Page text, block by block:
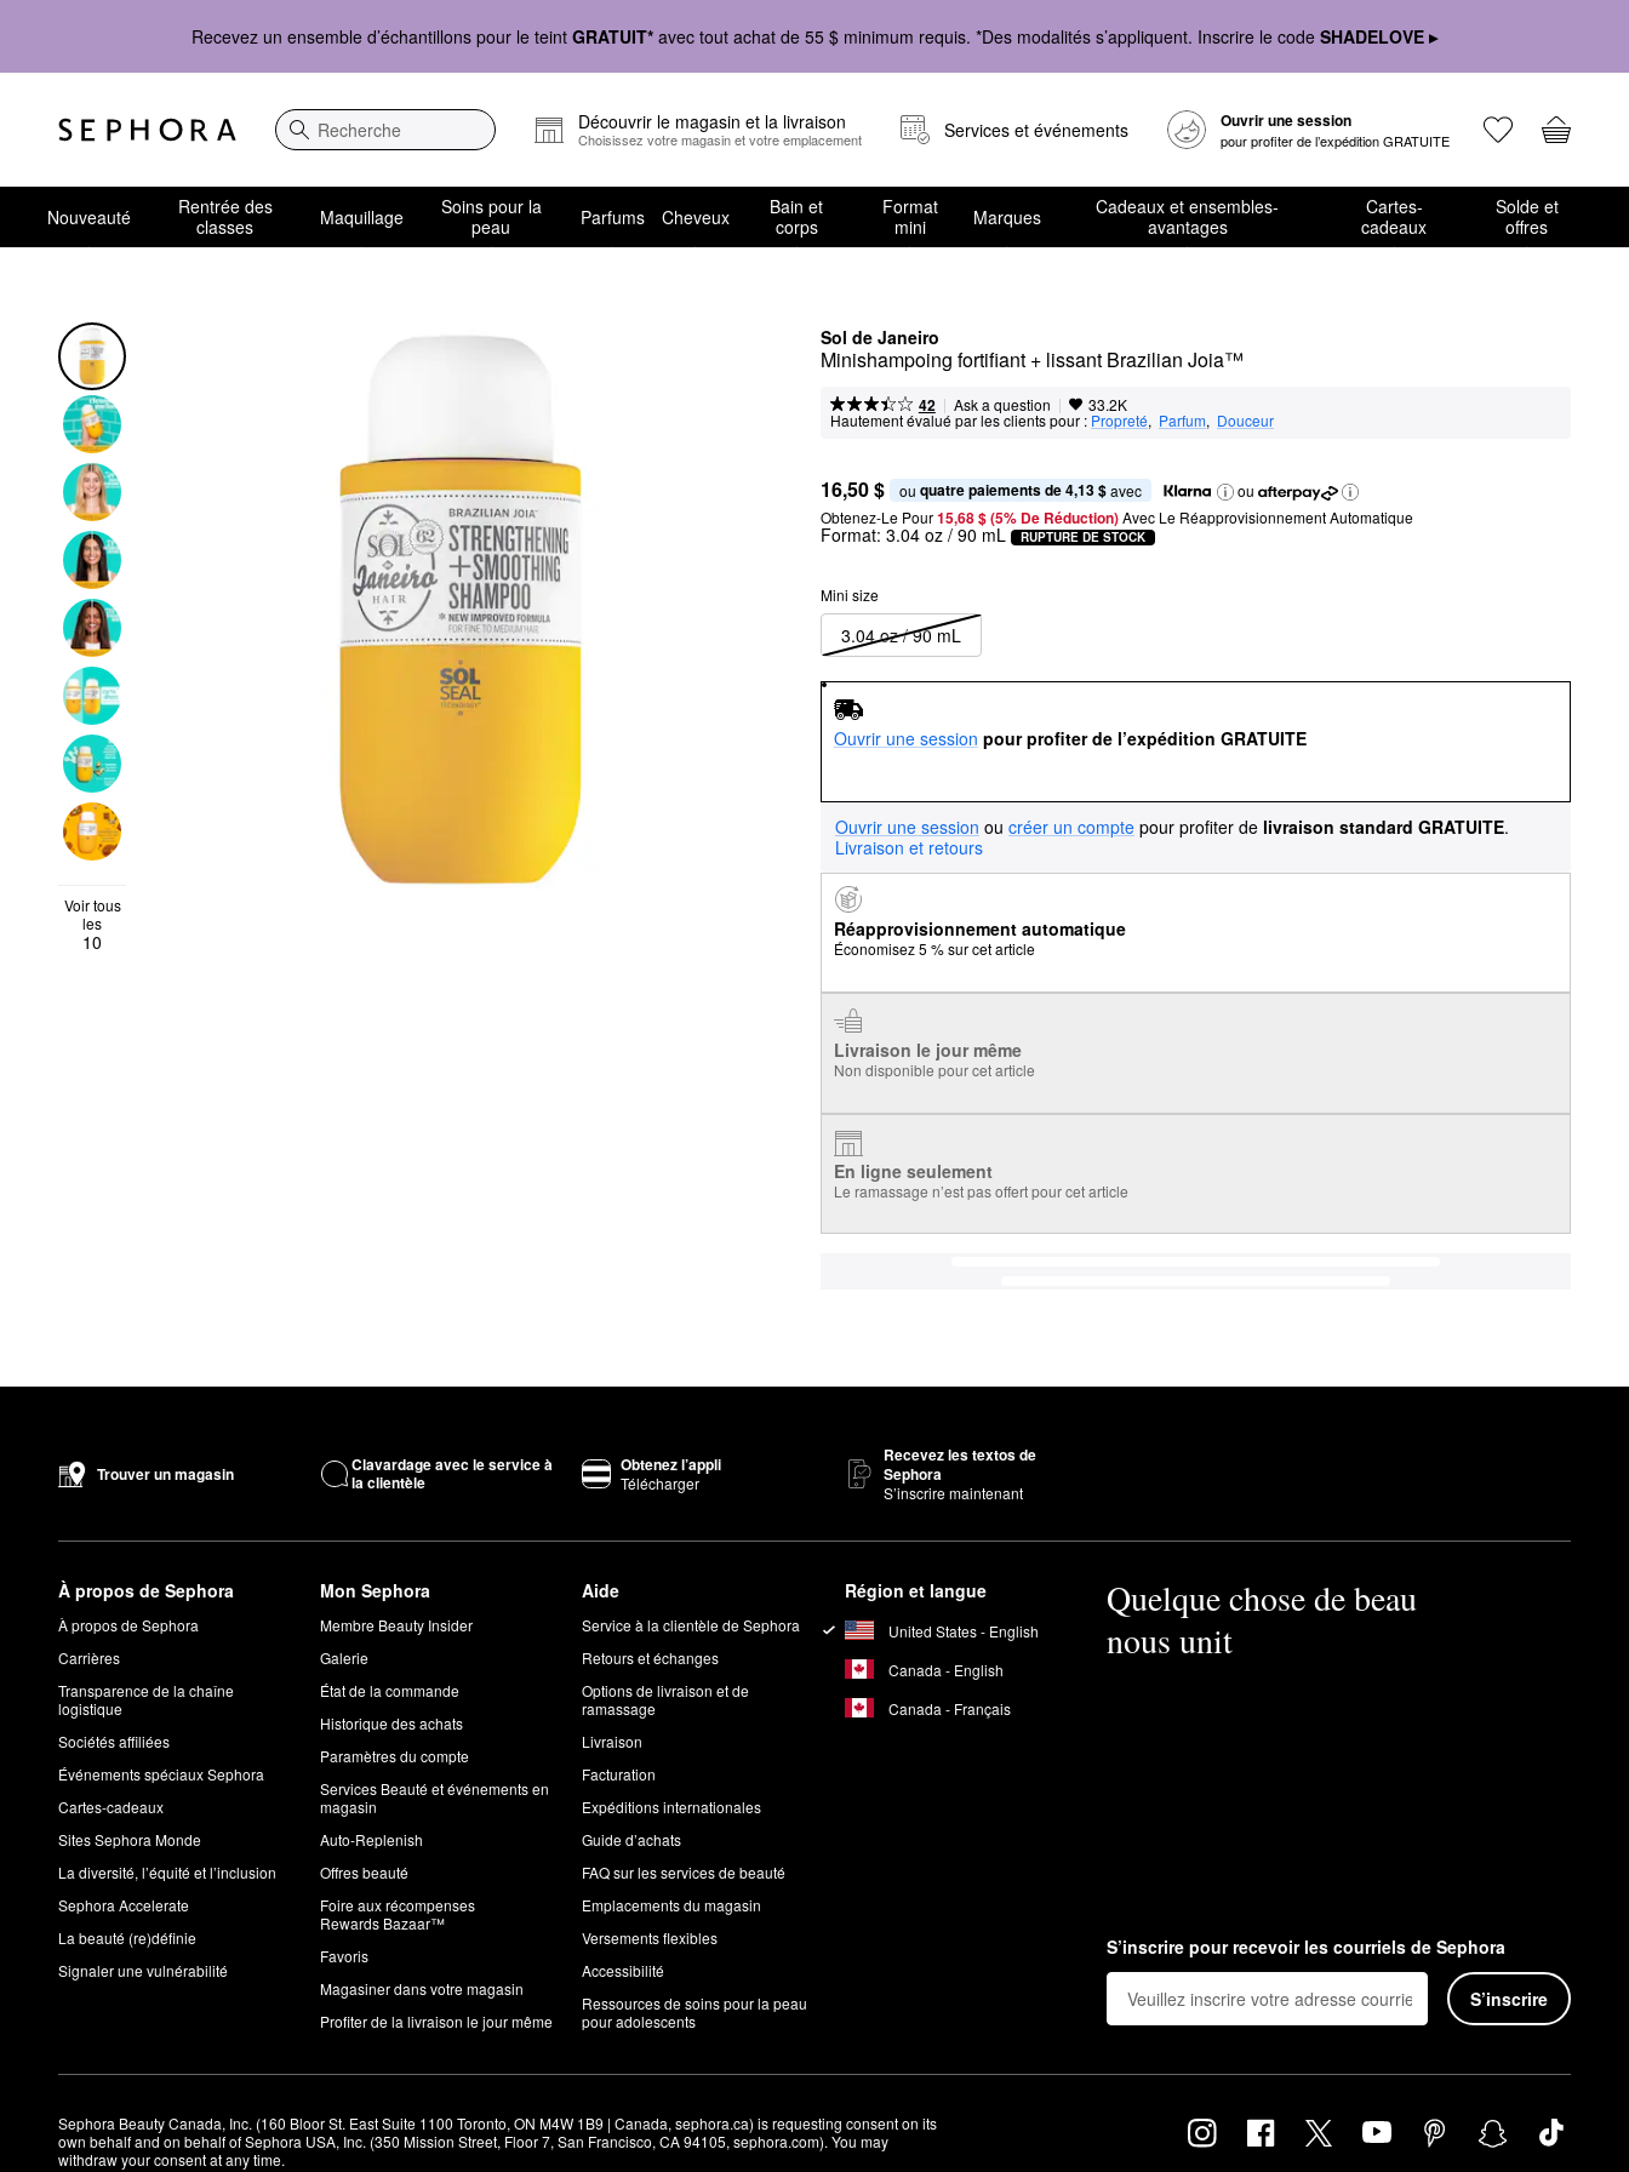
Recevez un ensemble d’échantillons pour le teint GRATUIT* avec tout achat de 55 $ minimum requis. *Des modalités s’appliquent. Inscrire le code SHADELOVE ▸
Recherche
Découvrir le magasin et la livraison
Choisissez votre magasin et votre emplacement Services et événements Ouvrir une session
pour profiter de l’expédition GRATUITE
Nouveauté
Rentrée des
classes
Maquillage
Soins pour la
peau
Parfums Cheveux
Bain et
corps
Format
mini
Marques
Cadeaux et ensembles-
avantages
Cartes-
cadeaux
Solde et
offres
Sol de Janeiro
Minishampoing fortifiant + lissant Brazilian Joia™
42 | Ask a question | 33.2K
Hautement évalué par les clients pour : Propreté, Parfum, Douceur
Voir tous
les
10
16,50 $ ou quatre paiements de 4,13 $ avec
ou
Obtenez-Le Pour15,68 $ (5% De Réduction) Avec Le Réapprovisionnement Automatique
Format: 3.04 oz / 90 mL RUPTURE DE STOCK
Mini size
3.04 oz / 90 mL
Ouvrir une session pour profiter de l’expédition GRATUITE
Ouvrir une session ou créer un compte pour profiter de livraison standard GRATUITE.
Livraison et retours
Réapprovisionnement automatique
Économisez 5 % sur cet article
Livraison le jour même
Non disponible pour cet article
En ligne seulement
Le ramassage n’est pas offert pour cet article
Trouver un magasin
Clavardage avec le service à
la clientèle
Obtenez l’appli
Télécharger
Recevez les textos de
Sephora
S’inscrire maintenant
À propos de Sephora
À propos de Sephora
Carrières
Transparence de la chaîne
logistique
Sociétés affiliées
Événements spéciaux Sephora
Cartes-cadeaux
Sites Sephora Monde
La diversité, l’équité et l’inclusion
Sephora Accelerate
La beauté (re)définie
Signaler une vulnérabilité
Mon Sephora
Membre Beauty Insider
Galerie
État de la commande
Historique des achats
Paramètres du compte
Services Beauté et événements en
magasin
Auto-Replenish
Offres beauté
Foire aux récompenses
Rewards Bazaar™
Favoris
Magasiner dans votre magasin
Profiter de la livraison le jour même
Aide
Service à la clientèle de Sephora
Retours et échanges
Options de livraison et de
ramassage
Livraison
Facturation
Expéditions internationales
Guide d’achats
FAQ sur les services de beauté
Emplacements du magasin
Versements flexibles
Accessibilité
Ressources de soins pour la peau
pour adolescents
Région et langue
United States - English
Canada - English
Canada - Français
Quelque chose de beau
nous unit
S’inscrire pour recevoir les courriels de Sephora
S’inscrire
Sephora Beauty Canada, Inc. (160 Bloor St. East Suite 1100 Toronto, ON M4W 1B9 | Canada, sephora.ca) is requesting consent on its
own behalf and on behalf of Sephora USA, Inc. (350 Mission Street, Floor 7, San Francisco, CA 94105, sephora.com). You may
withdraw your consent at any time.